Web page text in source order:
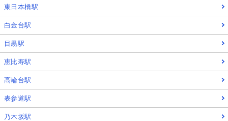
東日本橋駅
白金台駅
目黒駅
恵比寿駅
高輪台駅
表参道駅
乃木坂駅